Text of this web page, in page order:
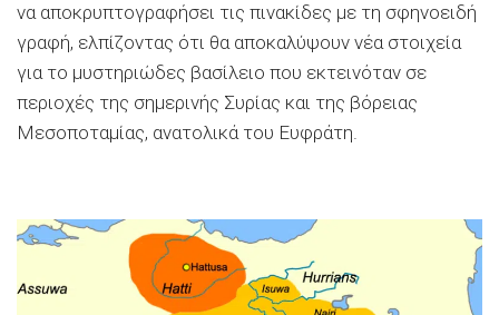
να αποκρυπτογραφήσει τις πινακίδες με τη σφηνοειδή
γραφή, ελπίζοντας ότι θα αποκαλύψουν νέα στοιχεία
για το μυστηριώδες βασίλειο που εκτεινόταν σε
περιοχές της σημερινής Συρίας και της βόρειας
Μεσοποταμίας, ανατολικά του Ευφράτη.